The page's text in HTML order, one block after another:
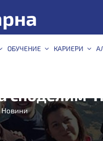
ОБУЧЕНИЕ КАРИЕРИ
споделим
Новини